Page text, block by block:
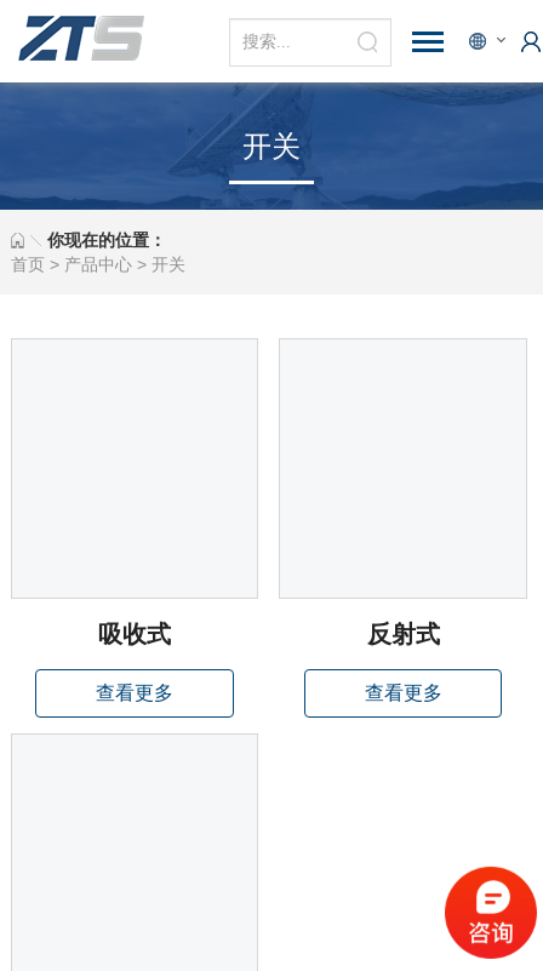
开关
你现在的位置：
首页> 产品中心> 开关
吸收式
查看更多
反射式
查看更多